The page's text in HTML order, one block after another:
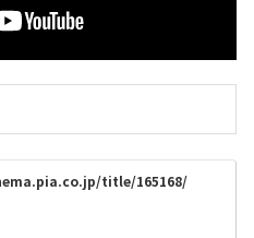
title/165168/